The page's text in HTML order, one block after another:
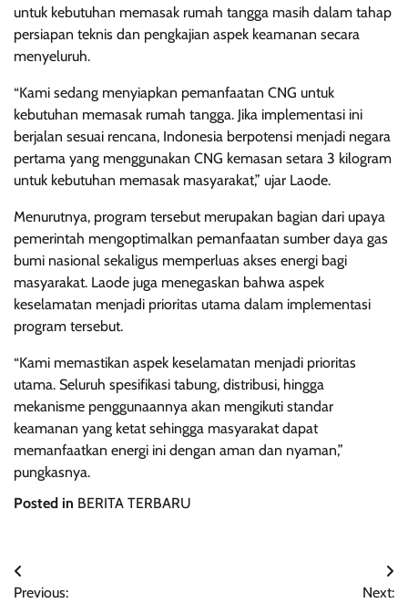
untuk kebutuhan memasak rumah tangga masih dalam tahap
persiapan teknis dan pengkajian aspek keamanan secara
menyeluruh.
“Kami sedang menyiapkan pemanfaatan CNG untuk
kebutuhan memasak rumah tangga. Jika implementasi ini
berjalan sesuai rencana, Indonesia berpotensi menjadi negara
pertama yang menggunakan CNG kemasan setara 3 kilogram
untuk kebutuhan memasak masyarakat,” ujar Laode.
Menurutnya, program tersebut merupakan bagian dari upaya
pemerintah mengoptimalkan pemanfaatan sumber daya gas
bumi nasional sekaligus memperluas akses energi bagi
masyarakat. Laode juga menegaskan bahwa aspek
keselamatan menjadi prioritas utama dalam implementasi
program tersebut.
“Kami memastikan aspek keselamatan menjadi prioritas
utama. Seluruh spesifikasi tabung, distribusi, hingga
mekanisme penggunaannya akan mengikuti standar
keamanan yang ketat sehingga masyarakat dapat
memanfaatkan energi ini dengan aman dan nyaman,”
pungkasnya.
Posted in BERITA TERBARU
Navigasi
Previous: Next: